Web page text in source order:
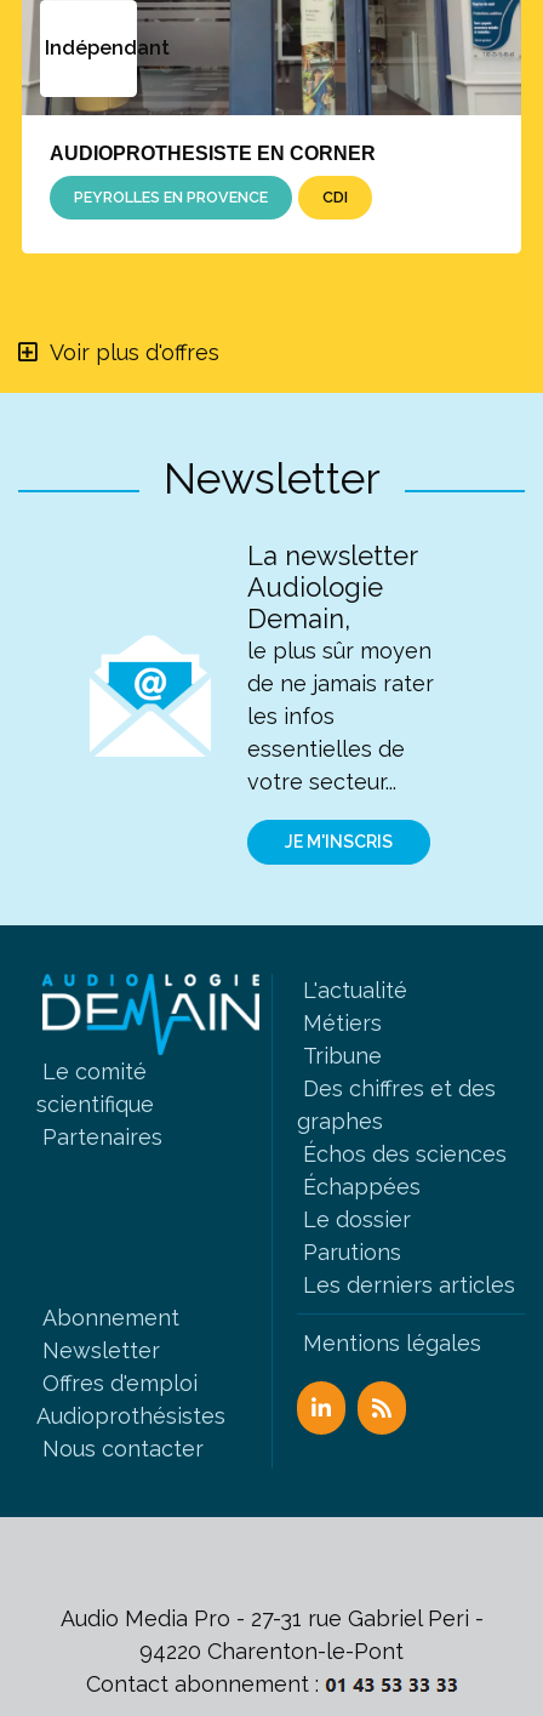
Indépendant
AUDIOPROTHESISTE EN CORNER
PEYROLLES EN PROVENCE CDI
Voir plus d'offres
Newsletter
La newsletter
Audiologie
Demain,
le plus sûr moyen
de ne jamais rater
les infos
essentielles de
votre secteur...
JE M'INSCRIS
Le comité
scientifique
Partenaires
L'actualité
Métiers
Tribune
Des chiffres et des
graphes
Échos des sciences
Échappées
Le dossier
Parutions
Les derniers articles
Abonnement
Newsletter
Offres d'emploi
Audioprothésistes
Nous contacter
Mentions légales
Audio Media Pro - 27-31 rue Gabriel Peri -
94220 Charenton-le-Pont
Contact abonnement :